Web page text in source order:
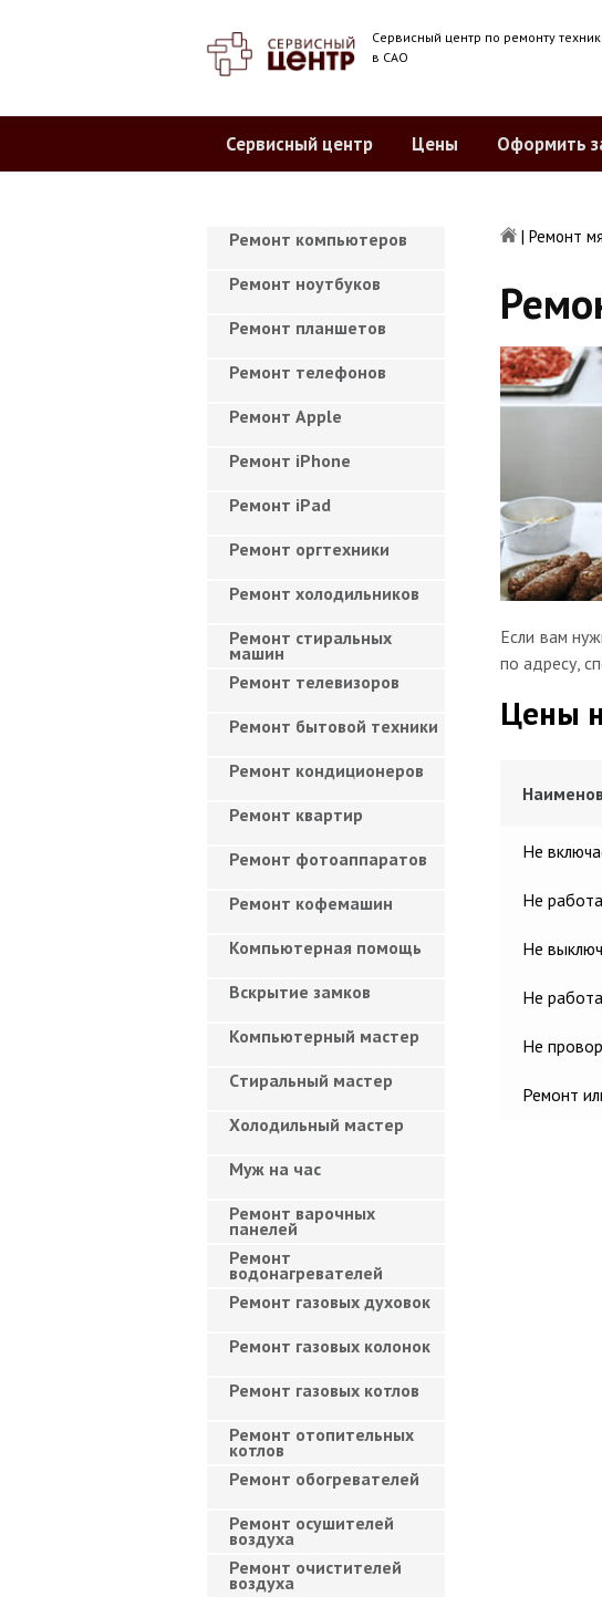
Сервисный центр по ремонту
в САО
Сервисный центр Цены Оформить
| Ремонт
Если вам
по адресу,
Цены
Не
Не
Не
Не
Не
Ремонт
Ремонт компьютеров
Ремонт ноутбуков
Ремонт планшетов
Ремонт телефонов
Ремонт Apple
Ремонт iPhone
Ремонт iPad
Ремонт оргтехники
Ремонт холодильников
Ремонт стиральных
машин
Ремонт телевизоров
Ремонт бытовой техники
Ремонт кондиционеров
Ремонт квартир
Ремонт фотоаппаратов
Ремонт кофемашин
Компьютерная помощь
Вскрытие замков
Компьютерный мастер
Cтиральный мастер
Холодильный мастер
Муж на час
Ремонт варочных
панелей
Ремонт
водонагревателей
Ремонт газовых духовок
Ремонт газовых колонок
Ремонт газовых котлов
Ремонт отопительных
котлов
Ремонт обогревателей
Ремонт осушителей
воздуха
Ремонт очистителей
воздуха